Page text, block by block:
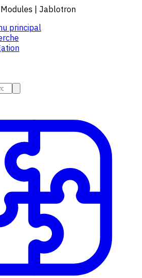
| Jablotron
principal